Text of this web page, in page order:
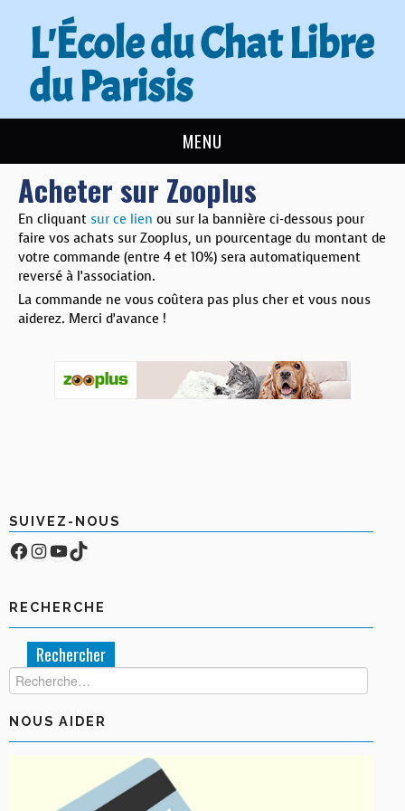
L'École du Chat Libre
du Parisis
MENU
L’ÉCOLE DU CHAT
ACTUALITÉS
ADOPTER
NOUS AIDER
CONTACT
Acheter sur Zooplus
En cliquant sur ce lien ou sur la bannière ci-dessous pour
faire vos achats sur Zooplus, un pourcentage du montant de
votre commande (entre 4 et 10%) sera automatiquement
reversé à l’association.
La commande ne vous coûtera pas plus cher et vous nous
aiderez. Merci d’avance !
SUIVEZ-NOUS
Facebook
Compte Instagram
YouTube
TikTok
RECHERCHE
Rechercher :
NOUS AIDER